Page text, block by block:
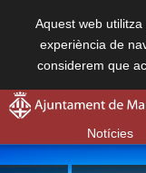
Aquest web
experiència de
considerem que
Notícies